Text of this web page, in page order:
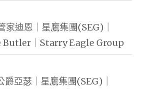
家迪恩｜星鷹集團(SEG)｜
Butler｜Starry Eagle Group
爵亞瑟｜星鷹集團(SEG)｜